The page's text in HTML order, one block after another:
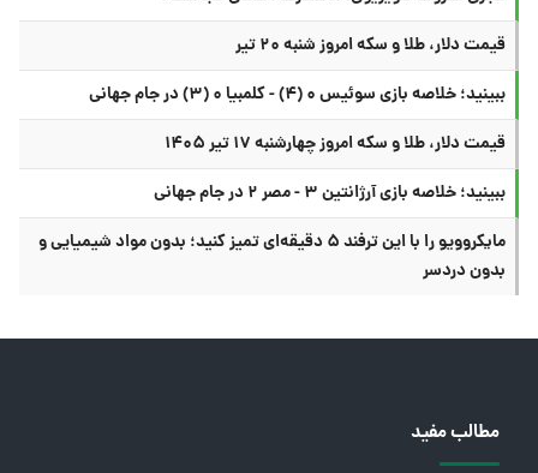
قیمت دلار، طلا و سکه امروز شنبه ۲۰ تیر
ببینید؛ خلاصه بازی سوئیس ۰ (۴) - کلمبیا ۰ (۳) در جام جهانی
قیمت دلار، طلا و سکه امروز چهارشنبه ۱۷ تیر ۱۴۰۵
ببینید؛ خلاصه بازی آرژانتین ۳ - مصر ۲ در جام جهانی
مایکروویو را با این ترفند ۵ دقیقه‌ای تمیز کنید؛ بدون مواد شیمیایی و
بدون دردسر
مطالب مفید